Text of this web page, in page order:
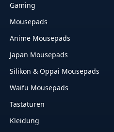
Gaming
Mousepads
Anime Mousepads
Japan Mousepads
Silikon & Oppai Mousepads
Waifu Mousepads
Tastaturen
Kleidung